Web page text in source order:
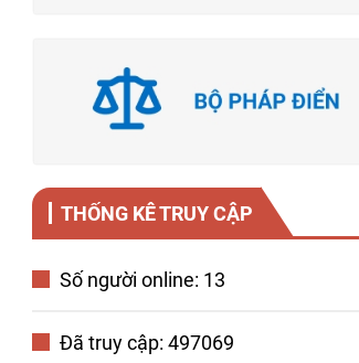
THỐNG KÊ TRUY CẬP
Số người online: 13
Đã truy cập: 497069